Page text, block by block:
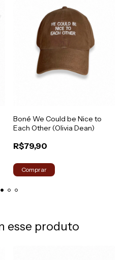
Boné We Could be Nice to
Each Other (Olivia Dean)
R$79,90
esse produto